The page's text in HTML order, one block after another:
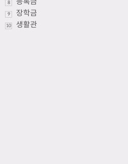
8
9 장학금
10 생활관